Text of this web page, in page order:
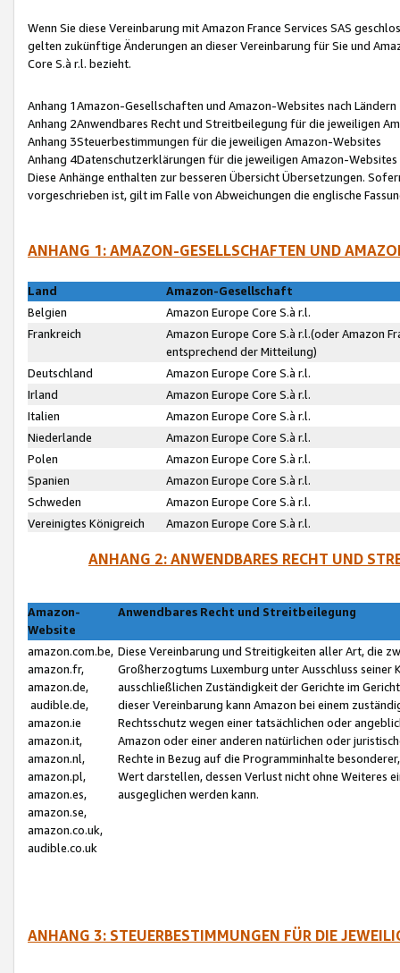
Wenn Sie diese Vereinbarung mit Amazon France Services SAS
gelten zukünftige Änderungen an dieser Vereinbarung für Sie und
Core S.à r.l. bezieht.
Anhang 1Amazon-Gesellschaften und Amazon-Websites nach Ländern
Anhang 2Anwendbares Recht und Streitbeilegung für die jeweiligen
Anhang 3Steuerbestimmungen für die jeweiligen Amazon-Websites
Anhang 4Datenschutzerklärungen für die jeweiligen Amazon-Websites
Diese Anhänge enthalten zur besseren Übersicht Übersetzungen.
vorgeschrieben ist, gilt im Falle von Abweichungen die englische
ANHANG 1: AMAZON-GESELLSCHAFTEN UND
Land
Amazon-Gesellschaft
Belgien
Amazon Europe Core S.à r.l.
Frankreich
Amazon Europe Core S.à r.l.(oder Amazon
entsprechend der Mitteilung)
Deutschland
Amazon Europe Core S.à r.l.
Irland
Amazon Europe Core S.à r.l.
Italien
Amazon Europe Core S.à r.l.
Niederlande
Amazon Europe Core S.à r.l.
Polen
Amazon Europe Core S.à r.l.
Spanien
Amazon Europe Core S.à r.l.
Schweden
Amazon Europe Core S.à r.l.
Vereinigtes Königreich
Amazon Europe Core S.à r.l.
ANHANG 2: ANWENDBARES RECHT UND
Amazon-
Website
Anwendbares Recht und Streitbeilegung
amazon.com.be,
amazon.fr,
amazon.de,
audible.de,
amazon.ie
amazon.it,
amazon.nl,
amazon.pl,
amazon.es,
amazon.se,
amazon.co.uk,
audible.co.uk
Diese Vereinbarung und Streitigkeiten aller Art, die
Großherzogtums Luxemburg unter Ausschluss
ausschließlichen Zuständigkeit der Gerichte im
dieser Vereinbarung kann Amazon bei einem
Rechtsschutz wegen einer tatsächlichen oder
Amazon oder einer anderen natürlichen oder
Rechte in Bezug auf die Programminhalte
Wert darstellen, dessen Verlust nicht ohne Weiteres
ausgeglichen werden kann.
ANHANG 3: STEUERBESTIMMUNGEN FÜR DIE